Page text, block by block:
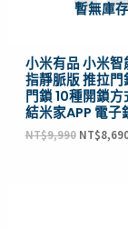
暫無庫存
小米有品 小米智
指靜脈版 推拉門
門鎖 10種開鎖方
結米家APP 電子
NT$9,990 NT$